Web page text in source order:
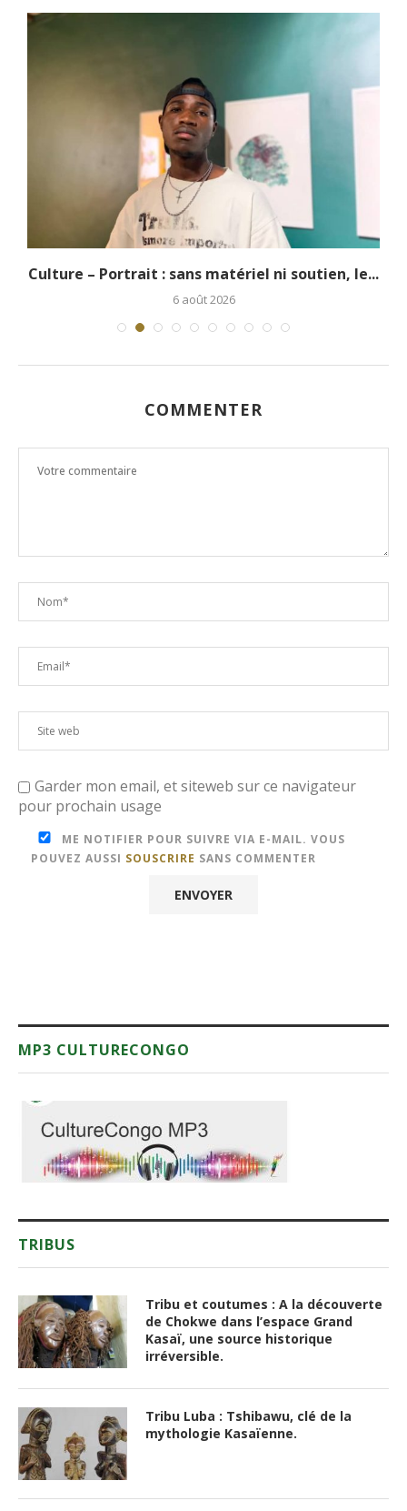
Culture – Portrait : sans matériel ni soutien, le...
6 août 2026
COMMENTER
Garder mon email, et siteweb sur ce navigateur
pour prochain usage
ME NOTIFIER POUR SUIVRE VIA E-MAIL. VOUS
POUVEZ AUSSI SOUSCRIRE SANS COMMENTER
MP3 CULTURECONGO
TRIBUS
Tribu et coutumes : A la découverte
de Chokwe dans l’espace Grand
Kasaï, une source historique
irréversible.
Tribu Luba : Tshibawu, clé de la
mythologie Kasaïenne.